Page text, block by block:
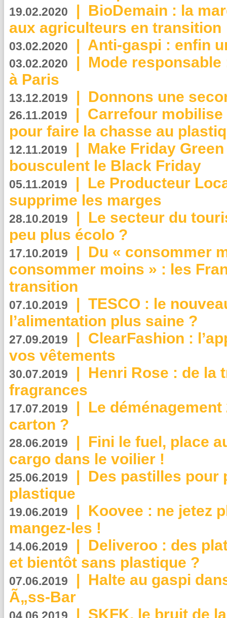
19.02.2020 | BioDemain : la
aux agriculteurs en transition
03.02.2020 | Anti-gaspi : enfin
03.02.2020 | Mode
à Paris
13.12.2019 | Donnons une
26.11.2019 | Carrefour
pour faire la chasse au
12.11.2019 | Make Friday
bousculent le Black Friday
05.11.2019 | Le Producteur
supprime les marges
28.10.2019 | Le secteur du
peu plus écolo ?
17.10.2019 | Du « consommer
consommer moins » : les
transition
07.10.2019 | TESCO : le
l’alimentation plus saine ?
27.09.2019 | ClearFashion :
vos vêtements
30.07.2019 | Henri Rose : de la
fragrances
17.07.2019 | Le
carton ?
28.06.2019 | Fini le fuel, place
cargo dans le voilier !
25.06.2019 | Des pastilles pour
plastique
19.06.2019 | Koovee : ne jetez
mangez-les !
14.06.2019 | Deliveroo : des
et bientôt sans plastique ?
07.06.2019 | Halte au gaspi
Ã„ss-Bar
| SKFK, le bruit de